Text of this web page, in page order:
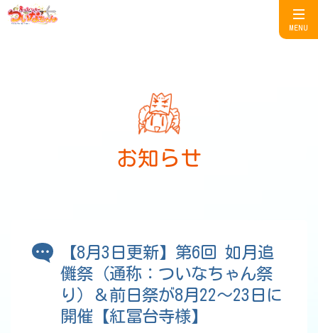
MENU
お知らせ
【8月3日更新】第6回 如月追
儺祭（通称：ついなちゃん祭
り）＆前日祭が8月22～23日に
開催【紅冨台寺様】